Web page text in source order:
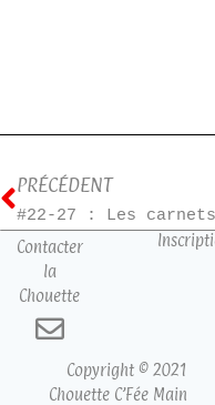
PRÉCÉDENT
Contacter
la
Chouette
Copyright © 2021
Chouette C’Fée Main